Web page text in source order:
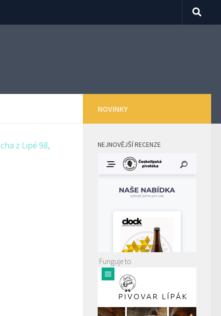
NOVINKY
NEJNOVĚJŠÍ RECENZE
Funguje to